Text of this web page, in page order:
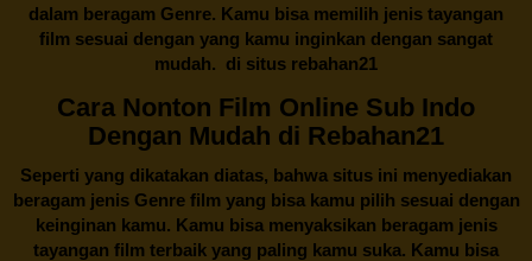
dalam beragam Genre. Kamu bisa memilih jenis tayangan
film sesuai dengan yang kamu inginkan dengan sangat
mudah. di situs rebahan21
Cara Nonton Film Online Sub Indo
Dengan Mudah di Rebahan21
Seperti yang dikatakan diatas, bahwa situs ini menyediakan
beragam jenis Genre film yang bisa kamu pilih sesuai dengan
keinginan kamu. Kamu bisa menyaksikan beragam jenis
tayangan film terbaik yang paling kamu suka. Kamu bisa